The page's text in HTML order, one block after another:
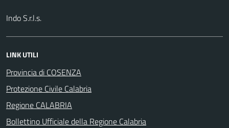
Indo S.r.l.s.
LINK UTILI
Provincia di COSENZA
Protezione Civile Calabria
Regione CALABRIA
Bollettino Ufficiale della Regione Calabria